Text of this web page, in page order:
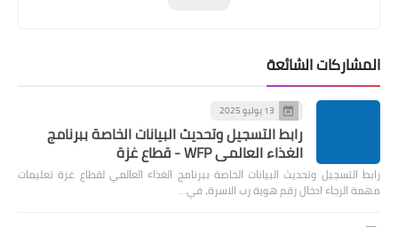
المشاركات الشائعة
13 يوليو 2025
رابط التسجيل وتحديث البيانات الخاصة ببرنامج
الغذاء العالمي WFP - قطاع غزة
رابط التسجيل وتحديث البيانات الخاصة ببرنامج الغذاء العالمي لقطاع غزة تعليمات
مهمة الرجاء ادخال رقم هوية رب الاسرة، في…